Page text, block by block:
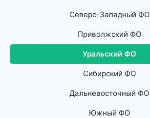
Северо-Западный ФО
Приволжский ФО
Уральский ФО
Сибирский ФО
Дальневосточный ФО
Южный ФО